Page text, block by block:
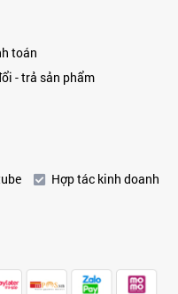
toán
- trả sản phẩm
Hợp tác kinh doanh